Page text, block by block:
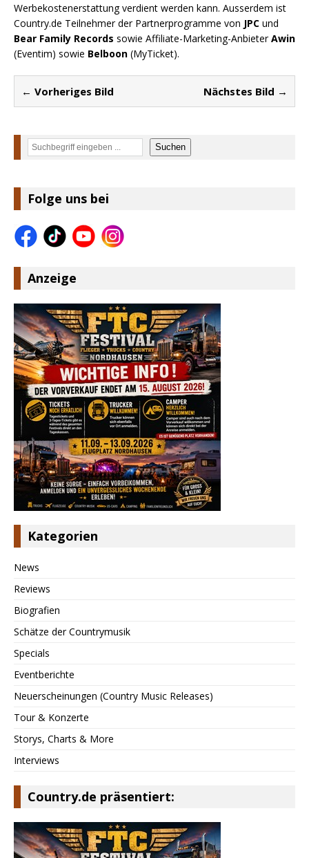
Werbekostenerstattung verdient werden kann. Ausserdem ist
Country.de Teilnehmer der Partnerprogramme von JPC und
Bear Family Records sowie Affiliate-Marketing-AnbieterAwin
(Eventim) sowie Belboon (MyTicket).
← Vorheriges Bild Nächstes Bild →
Suchen Suchen
Folge uns bei
Anzeige
Kategorien
News
Reviews
Biografien
Schätze der Countrymusik
Specials
Eventberichte
Neuerscheinungen (Country Music Releases)
Tour & Konzerte
Storys, Charts & More
Interviews
Country.de präsentiert: